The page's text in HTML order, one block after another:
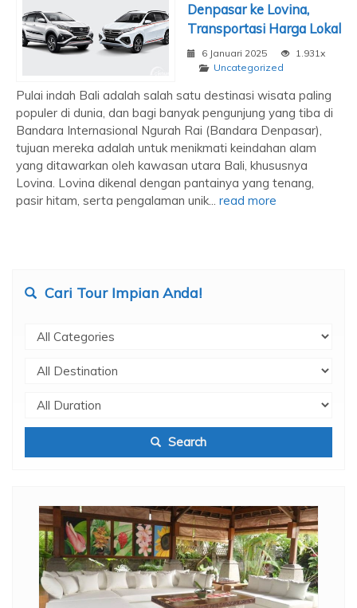
Denpasar ke Lovina,
Transportasi Harga Lokal
6 Januari 2025
1.931x
Uncategorized
Pulai indah Bali adalah salah satu destinasi wisata paling
populer di dunia, dan bagi banyak pengunjung yang tiba di
Bandara Internasional Ngurah Rai (Bandara Denpasar),
tujuan mereka adalah untuk menikmati keindahan alam
yang ditawarkan oleh kawasan utara Bali, khususnya
Lovina. Lovina dikenal dengan pantainya yang tenang,
pasir hitam, serta pengalaman unik... read more
Cari Tour Impian Anda!
Search